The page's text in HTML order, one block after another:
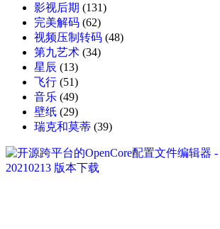
影视后期 (131)
完美解码 (62)
视频压制转码 (48)
第九艺术 (34)
星辰 (13)
飞行 (51)
音乐 (49)
壁纸 (29)
瑞克和莫蒂 (39)